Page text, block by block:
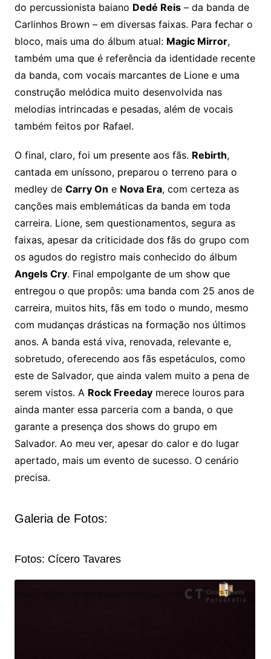
do percussionista baiano Dedé Reis– da banda de
Carlinhos Brown – em diversas faixas. Para fechar o
bloco, mais uma do álbum atual: Magic Mirror,
também uma que é referência da identidade recente
da banda, com vocais marcantes de Lione e uma
construção melódica muito desenvolvida nas
melodias intrincadas e pesadas, além de vocais
também feitos por Rafael.
O final, claro, foi um presente aos fãs. Rebirth,
cantada em uníssono, preparou o terreno para o
medley de Carry On e Nova Era, com certeza as
canções mais emblemáticas da banda em toda
carreira. Lione, sem questionamentos, segura as
faixas, apesar da criticidade dos fãs do grupo com
os agudos do registro mais conhecido do álbum
Angels Cry. Final empolgante de um show que
entregou o que propôs: uma banda com 25 anos de
carreira, muitos hits, fãs em todo o mundo, mesmo
com mudanças drásticas na formação nos últimos
anos. A banda está viva, renovada, relevante e,
sobretudo, oferecendo aos fãs espetáculos, como
este de Salvador, que ainda valem muito a pena de
serem vistos. A Rock Freedaymerece louros para
ainda manter essa parceria com a banda, o que
garante a presença dos shows do grupo em
Salvador. Ao meu ver, apesar do calor e do lugar
apertado, mais um evento de sucesso. O cenário
precisa.
Galeria de Fotos:
Fotos: Cícero Tavares